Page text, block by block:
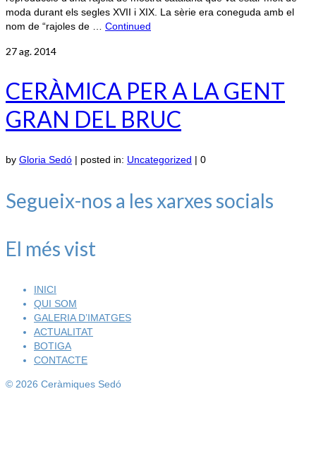
moda durant els segles XVII i XIX. La sèrie era coneguda amb el
nom de “rajoles de … Continued
27ag. 2014
CERÀMICA PER A LA GENT
GRAN DEL BRUC
by Gloria Sedó | posted in: Uncategorized | 0
Segueix-nos a les xarxes socials
El més vist
INICI
QUI SOM
GALERIA D’IMATGES
ACTUALITAT
BOTIGA
CONTACTE
© 2026 Ceràmiques Sedó